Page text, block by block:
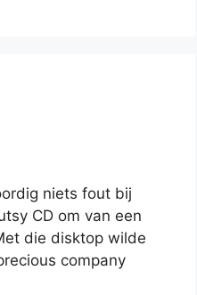
niets fout bij
CD om van een
die disktop wilde
company